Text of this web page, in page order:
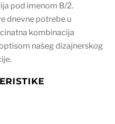
рсд.
pod imenom B/2.
dnevne potrebe u
kombinacija
našeg dizajnerskog